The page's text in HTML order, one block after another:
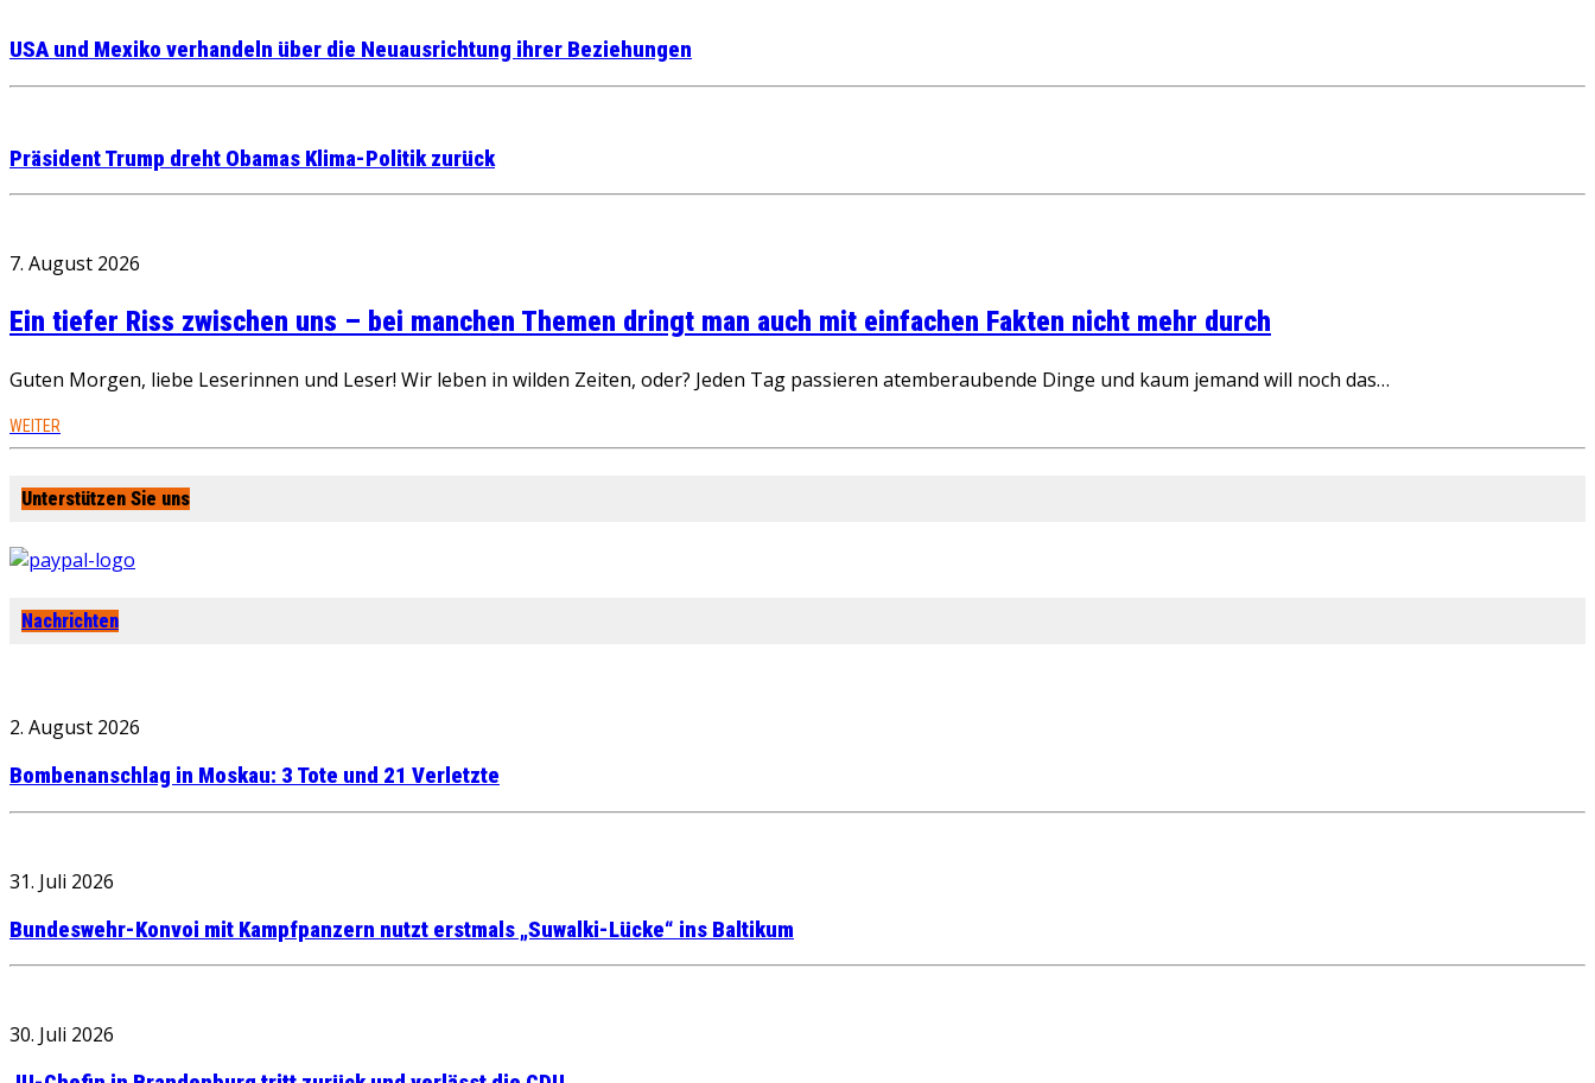
USA und Mexiko verhandeln über die Neuausrichtung ihrer Beziehungen
Präsident Trump dreht Obamas Klima-Politik zurück
7. August 2026
Ein tiefer Riss zwischen uns – bei manchen Themen dringt man auch mit einfachen Fakten nicht mehr durch
Guten Morgen, liebe Leserinnen und Leser! Wir leben in wilden Zeiten, oder? Jeden Tag passieren atemberaubende Dinge und kaum jemand will noch das…
WEITER
Unterstützen Sie uns
Nachrichten
2. August 2026
Bombenanschlag in Moskau: 3 Tote und 21 Verletzte
31. Juli 2026
Bundeswehr-Konvoi mit Kampfpanzern nutzt erstmals „Suwalki-Lücke“ ins Baltikum
30. Juli 2026